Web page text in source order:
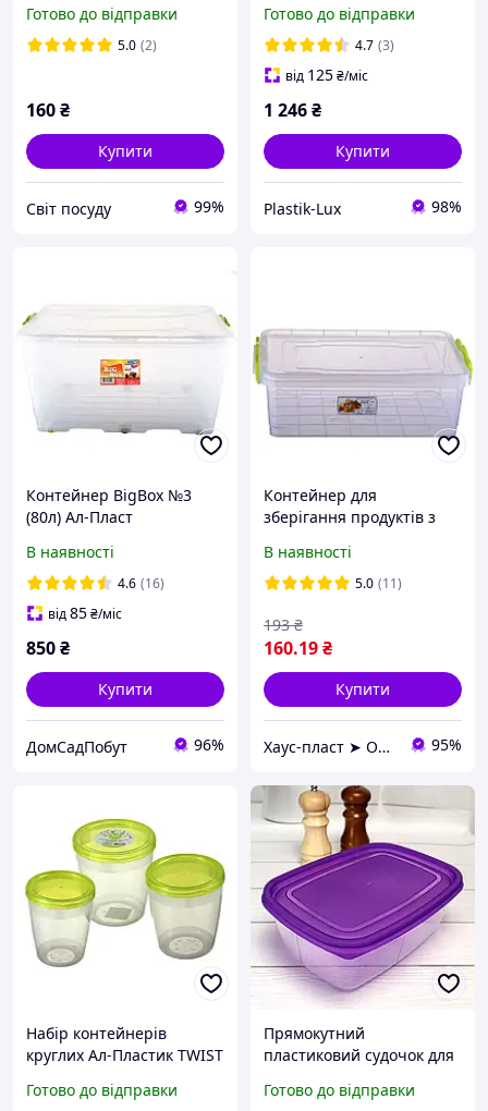
Готово до відправки
5.0 (2)
160₴
Купити
Світ посуду 99%
Готово до відправки
4.7 (3)
від 125₴/міс
1 246₴
Купити
Plastik-Lux 98%
Контейнер BigBox №3
(80л) Ал-Пласт
В наявності
4.6 (16)
від85₴/міс
850₴
Купити
ДомСадПобут 96%
Контейнер для
зберігання продуктів з
В наявності
5.0 (11)
160.19₴
193 ₴
Купити
Хаус-пласт ➤ Оптовий склад госптоварів 95%
Набір контейнерів
круглих Ал-Пластик TWIST
Готово до відправки
Прямокутний
пластиковий судочок для
Готово до відправки